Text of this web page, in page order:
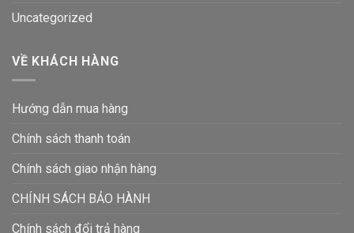
Uncategorized
VỀ KHÁCH HÀNG
Hướng dẫn mua hàng
Chính sách thanh toán
Chính sách giao nhận hàng
CHÍNH SÁCH BẢO HÀNH
Chính sách đổi trả hàng